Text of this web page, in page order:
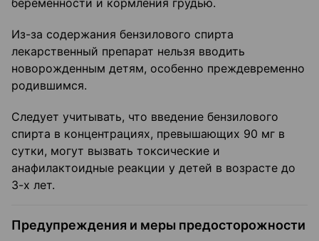
беременности и кормления грудью.
Из-за содержания бензилового спирта
лекарственный препарат нельзя вводить
новорожденным детям, особенно преждевременно
родившимся.
Следует учитывать, что введение бензилового
спирта в концентрациях, превышающих 90 мг в
сутки, могут вызвать токсические и
анафилактоидные реакции у детей в возрасте до
3-х лет.
Предупреждения и меры предосторожности